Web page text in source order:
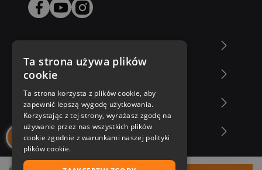
Zakupy u nas
Nasza oferta
Nasi autorzy
Ta strona używa plików
cookie
Ta strona korzysta z plików cookie, aby
zapewnić lepszą wygodę użytkowania.
Korzystając z tej strony, wyrażasz zgodę na
używanie przez nas wszystkich plików
cookie zgodnie z warunkami naszej polityki
plików cookie.